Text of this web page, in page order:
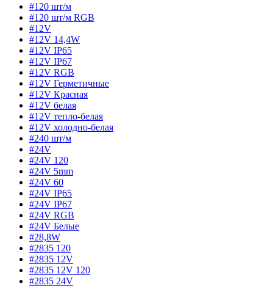
#120 шт/м
#120 шт/м RGB
#12V
#12V 14,4W
#12V IP65
#12V IP67
#12V RGB
#12V Герметичные
#12V Красная
#12V белая
#12V тепло-белая
#12V холодно-белая
#240 шт/м
#24V
#24V 120
#24V 5mm
#24V 60
#24V IP65
#24V IP67
#24V RGB
#24V Белые
#28,8W
#2835 120
#2835 12V
#2835 12V 120
#2835 24V